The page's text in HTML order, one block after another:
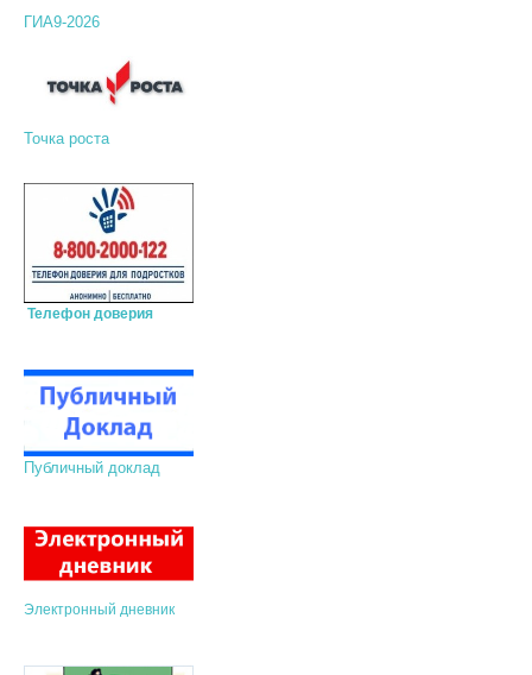
ГИА9-2026
Точка роста
Телефон доверия
Публичный доклад
Электронный дневник